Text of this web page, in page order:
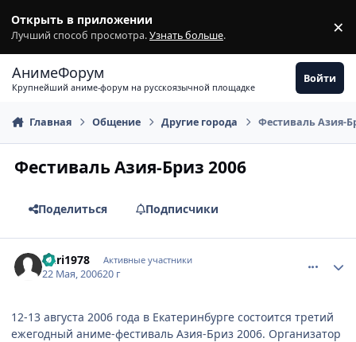
Открыть в приложении
Лучший способ просмотра.Узнать больше. ×
АнимеФорум
Крупнейший аниме-форум на русскоязычной площадке
Войти
Главная Общение Другие города Фестиваль Азия-
Фестиваль Азия-Бриз 2006
Поделиться Подписчики
nuri1978 Активные участники
22 Мая, 200620 г
12-13 августа 2006 года в Екатеринбурге состоится третий
ежегодный аниме-фестиваль Азия-Бриз 2006. Организатор